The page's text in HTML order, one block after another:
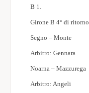
B 1.
Girone B 4° di
Segno – Monte
Arbitro: Gennara
Noarna – Mazzurega
Arbitro: Angeli